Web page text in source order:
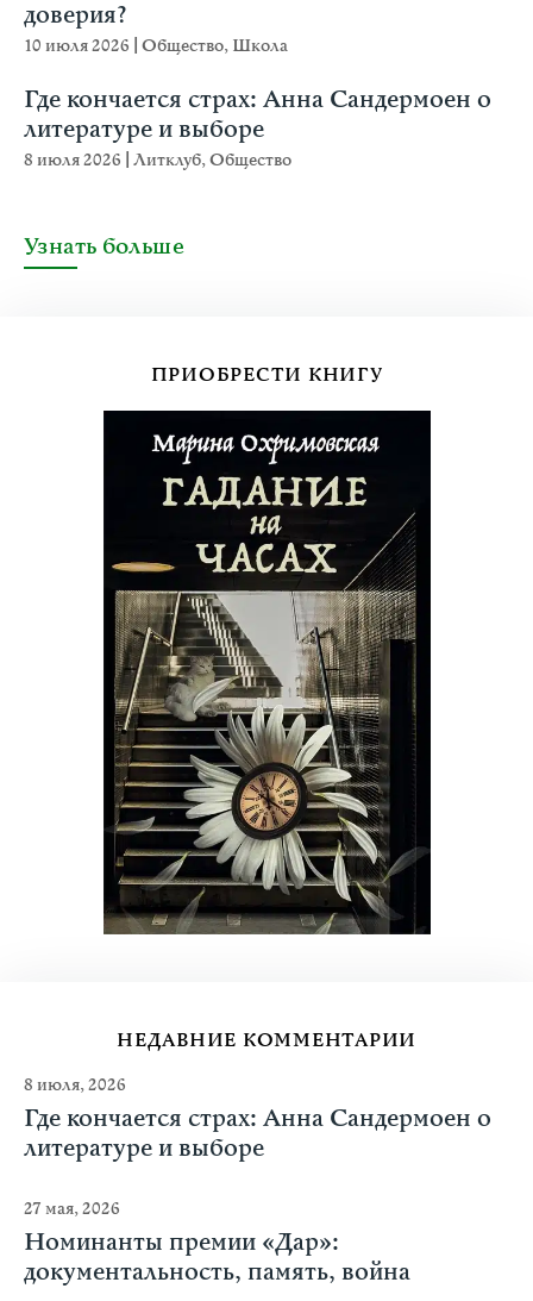
доверия?
10 июля 2026 Общество, Школа
Где кончается страх: Анна Сандермоен о
литературе и выборе
8 июля 2026 Литклуб,Общество
Узнать больше
ПРИОБРЕСТИ КНИГУ
НЕДАВНИЕ КОММЕНТАРИИ
8 июля, 2026
Где кончается страх: Анна Сандермоен о
литературе и выборе
27 мая, 2026
Номинанты премии «Дар»:
документальность, память, война